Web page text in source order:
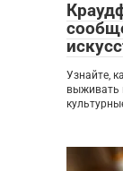
Узнайте,
выживать